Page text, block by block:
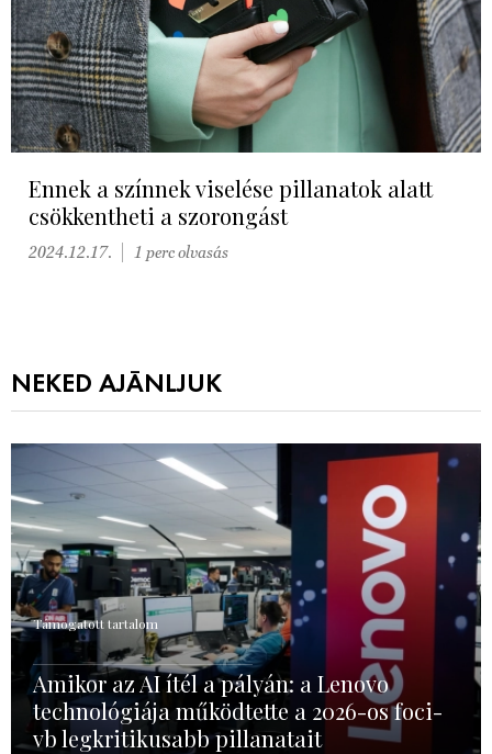
Ennek a színnek viselése pillanatok alatt
csökkentheti a szorongást
2024.12.17. 1 perc olvasás
NEKED AJÁNLJUK
Támogatott tartalom
Amikor az AI ítél a pályán: a Lenovo
technológiája működtette a 2026-os foci-
vb legkritikusabb pillanatait